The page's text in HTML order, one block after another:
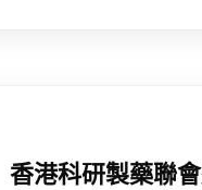
香港科研製藥聯